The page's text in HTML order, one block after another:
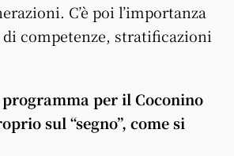
C’è poi l’importanza
competenze, stratificazioni
per il Coconino
sul “segno”, come si